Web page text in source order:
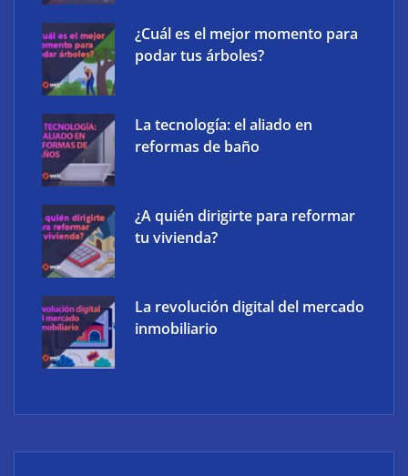
¿Cuál es el mejor momento para
podar tus árboles?
La tecnología: el aliado en
reformas de baño
¿A quién dirigirte para reformar
tu vivienda?
La revolución digital del mercado
inmobiliario